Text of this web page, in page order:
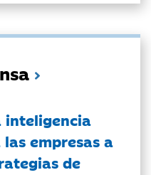
inteligencia
empresas a
de